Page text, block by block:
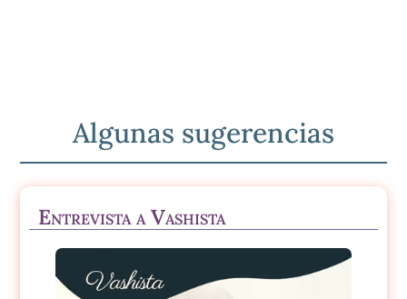
Algunas sugerencias
Entrevista a Vashista